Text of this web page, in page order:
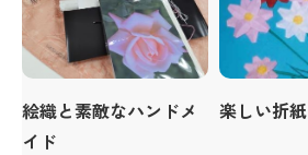
絵織と素敵なハンドメ
イド
楽しい折紙